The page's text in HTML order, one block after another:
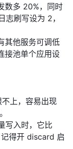
数多 20%，同时
刷写设为 2，
其他服务可调低
接池单个应用设
上，容易出现
写入时，它比
得开 discard 启